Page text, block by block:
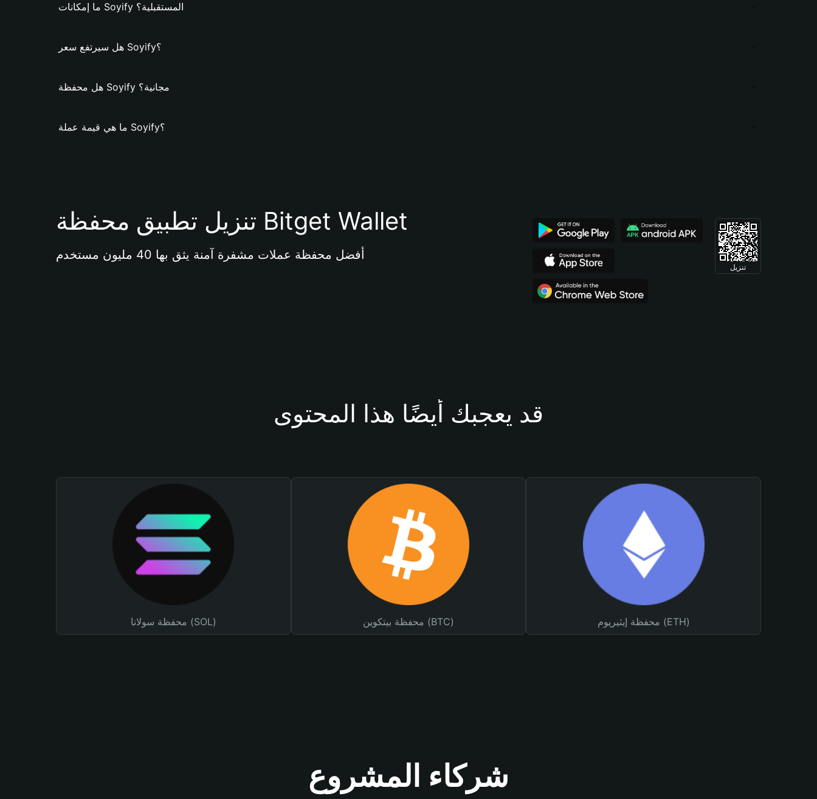
ما إمكانات Soyify المستقبلية؟
هل سيرتفع سعر Soyify؟
هل محفظة Soyify مجانية؟
ما هي قيمة عملة Soyify؟
تنزيل تطبيق محفظة Bitget Wallet
أفضل محفظة عملات مشفرة آمنة يثق بها 40 مليون مستخدم
تنزيل
قد يعجبك أيضًا هذا المحتوى
محفظة سولانا (SOL) محفظة بيتكوين (BTC) محفظة إيثيريوم (ETH)
شركاء المشروع